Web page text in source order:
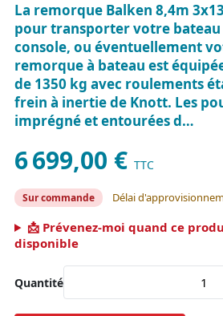
La remorque Balken 8,4m
pour transporter votre bateau
console, ou éventuellement
remorque à bateau est
de 1350 kg avec roulements
frein à inertie de Knott. Les
imprégné et entourées d…
6 699,00 € TTC
Sur commande Délai
📩 Prévenez-moi quand ce
disponible
Quantité